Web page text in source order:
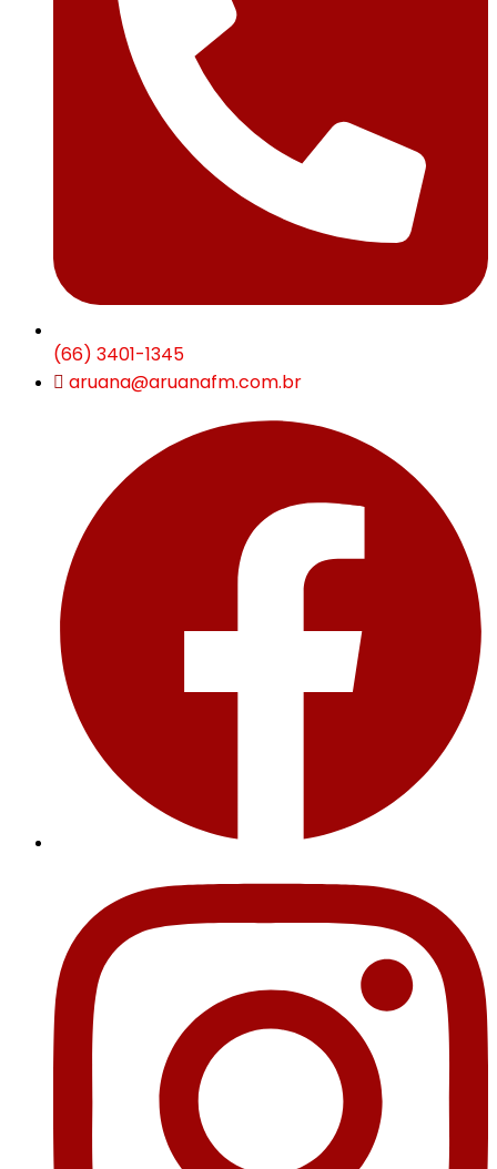
(66) 3401-1345
aruana@aruanafm.com.br